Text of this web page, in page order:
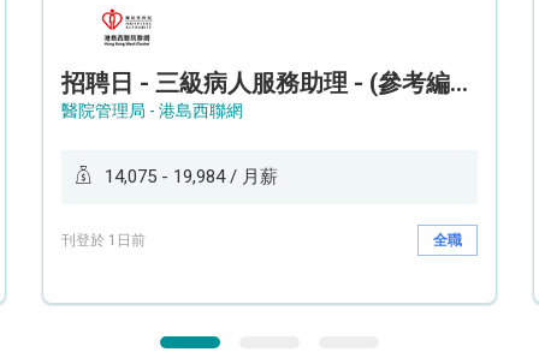
招聘日 - 三級病人服務助理 - (參考編號: HKWCS260107)
醫院管理局 - 港島西聯網
14,075 - 19,984 / 月薪
刊登於 1日前 全職